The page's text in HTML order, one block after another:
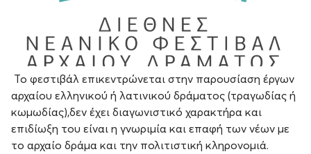
Το φεστιβάλ επικεντρώνεται στην παρουσίαση έργων
αρχαίου ελληνικού ή λατινικού δράματος (τραγωδίας ή
κωμωδίας),δεν έχει διαγωνιστικό χαρακτήρα και
επιδίωξη του είναι η γνωριμία και επαφή των νέων με
το αρχαίο δράμα και την πολιτιστική κληρονομιά.